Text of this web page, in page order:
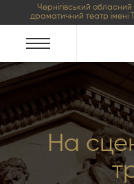
Чернігівський
драматичний театр
На